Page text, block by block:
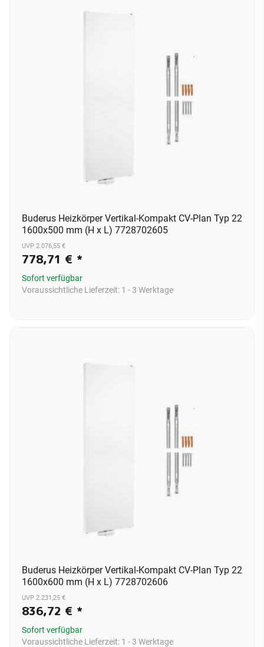
Buderus Heizkörper Vertikal-Kompakt CV-Plan Typ 22
1600x500 mm (H x L) 7728702605
UVP 2.076,55 €
778,71 € *
Sofort verfügbar
Voraussichtliche Lieferzeit: 1 - 3 Werktage
Buderus Heizkörper Vertikal-Kompakt CV-Plan Typ 22
1600x600 mm (H x L) 7728702606
UVP 2.231,25 €
836,72 € *
Sofort verfügbar
Voraussichtliche Lieferzeit: 1 - 3 Werktage